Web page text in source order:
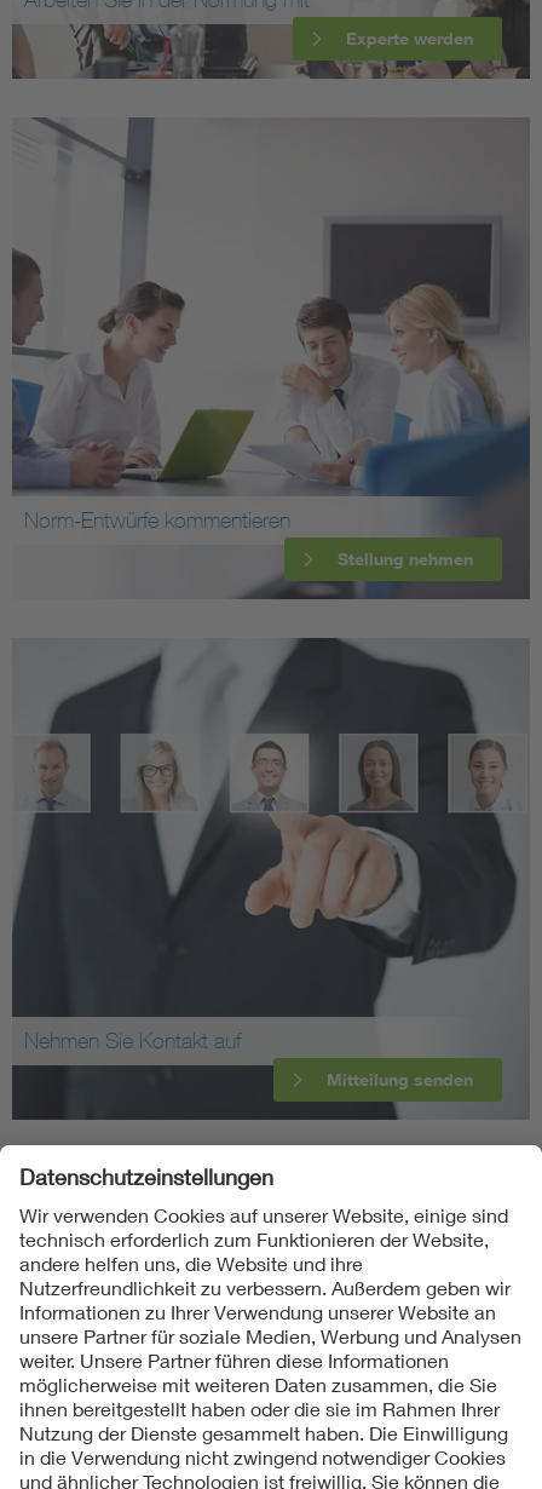
Experte werden
Norm-Entwürfe kommentieren
Stellung nehmen
Nehmen Sie Kontakt auf
Mitteilung senden
Folgen Sie uns
Kontakt